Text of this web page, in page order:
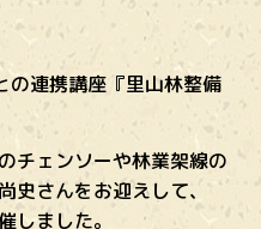
連携講座『里山林整備
チェンソーや林業架線の
史さんをお迎えして、
しました。